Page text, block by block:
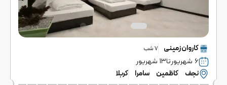
کاروانزمینی 7شب
۶ شهریور تا۱۳ شهریور
نجف
کاظمین سامرا کربلا